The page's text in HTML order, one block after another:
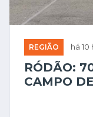
REGIÃO há 10
RÓDÃO:
CAMPO